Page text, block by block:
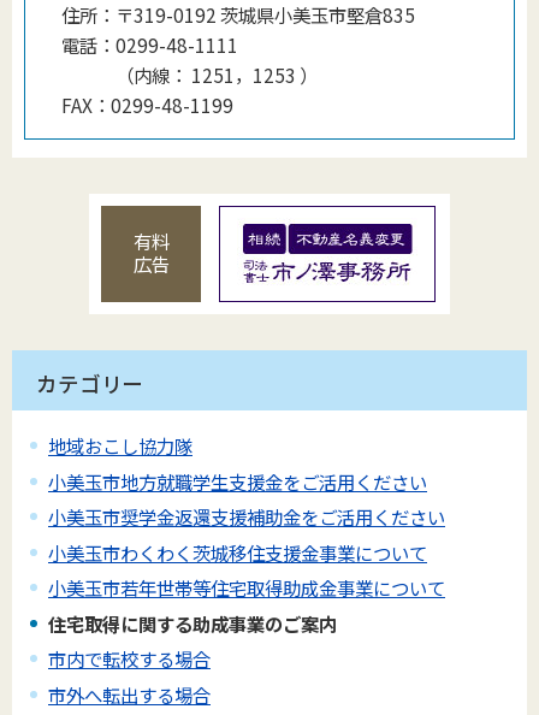
住所： 〒319-0192 茨城県小美玉市堅倉835
電話： 0299-48-1111
（内線 ： 1251，1253 ）
FAX： 0299-48-1199
有料
広告
カテゴリー
地域おこし協力隊
小美玉市地方就職学生支援金をご活用ください
小美玉市奨学金返還支援補助金をご活用ください
小美玉市わくわく茨城移住支援金事業について
小美玉市若年世帯等住宅取得助成金事業について
住宅取得に関する助成事業のご案内
市内で転校する場合
市外へ転出する場合